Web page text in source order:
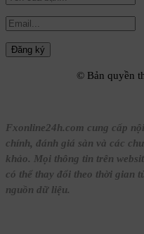
© Bản quyền
Fxonline24h.com cung cấp
chính, đánh giá sàn và các
khảo. Mọi thông tin trên
có thể thay đổi theo thời gian
nguồn dữ liệu.